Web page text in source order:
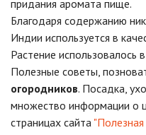
придания аромата пище.
Благодаря содержанию
Индии используется в
Растение использовалось
Полезные советы,
огородников. Посадка,
множество информации о
страницах сайта